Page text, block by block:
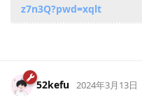
z7n3Q?pwd=xqlt
52kefu
2024年3月13日